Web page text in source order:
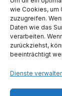
wie Cookies, um
zuzugreifen.
Daten wie das
verarbeiten.
zurückziehst,
beeinträchtigt
Dienste